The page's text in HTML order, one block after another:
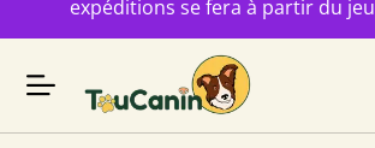
expéditions se fera à partir du